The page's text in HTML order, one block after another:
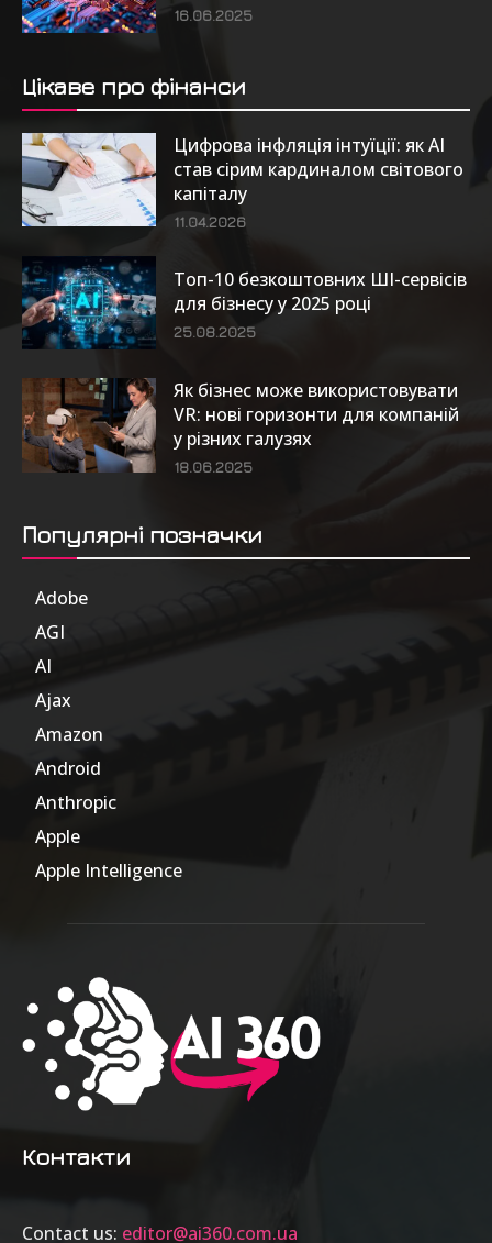
16.06.2025
Цікаве про фінанси
Цифрова інфляція інтуїції: як AI
став сірим кардиналом світового
капіталу
11.04.2026
Топ-10 безкоштовних ШІ-сервісів
для бізнесу у 2025 році
25.08.2025
Як бізнес може використовувати
VR: нові горизонти для компаній
у різних галузях
18.06.2025
Популярні позначки
Adobe
AGI
AI
Ajax
Amazon
Android
Anthropic
Apple
Apple Intelligence
Контакти
Contact us: editor@ai360.com.ua